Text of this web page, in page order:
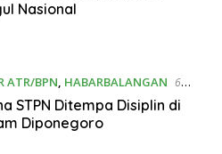
Nasional
ATR/BPN, HABARBALANGAN 6
STPN Ditempa Disiplin di
Diponegoro